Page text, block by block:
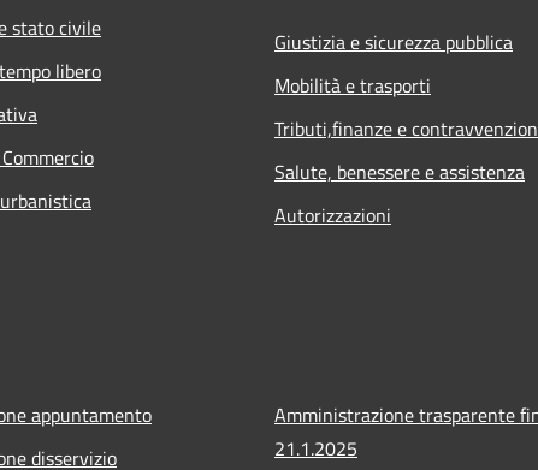
stato civile
libero
Giustizia e sicurezza pubblica
Mobilità e trasporti
Tributi,finanze e
Salute, benessere e assistenza
Autorizzazioni
appuntamento
disservizio
Amministrazione trasparente
21.1.2025